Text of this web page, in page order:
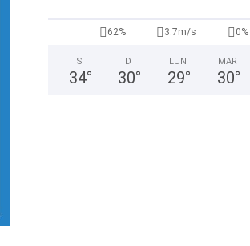
62% 3.7m/s 0%
S
34°
D
30°
LUN
29°
MAR
30°